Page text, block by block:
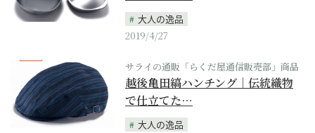
大人の逸品
2019/4/27
サライの通販「らくだ屋通信販売部」商品
越後亀田縞ハンチング｜伝統織物
で仕立てた…
大人の逸品